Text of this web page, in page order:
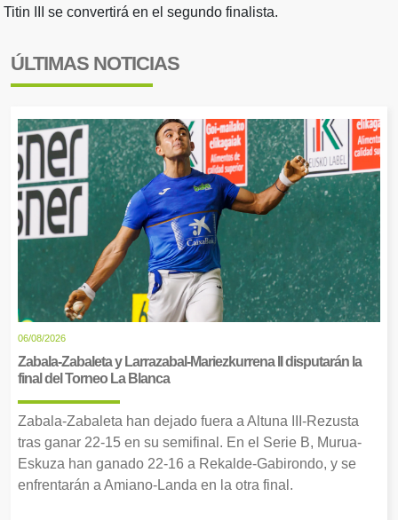
Titin III se convertirá en el segundo finalista.
ÚLTIMAS NOTICIAS
06/08/2026
Zabala-Zabaleta y Larrazabal-Mariezkurrena II disputarán la
final del Torneo La Blanca
Zabala-Zabaleta han dejado fuera a Altuna III-Rezusta
tras ganar 22-15 en su semifinal. En el Serie B, Murua-
Eskuza han ganado 22-16 a Rekalde-Gabirondo, y se
enfrentarán a Amiano-Landa en la otra final.